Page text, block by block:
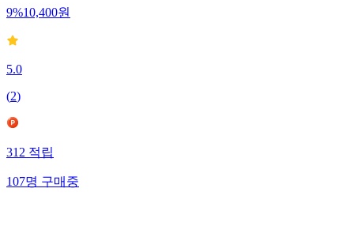
9%10,400원
5.0
(2)
312적립
107명구매중